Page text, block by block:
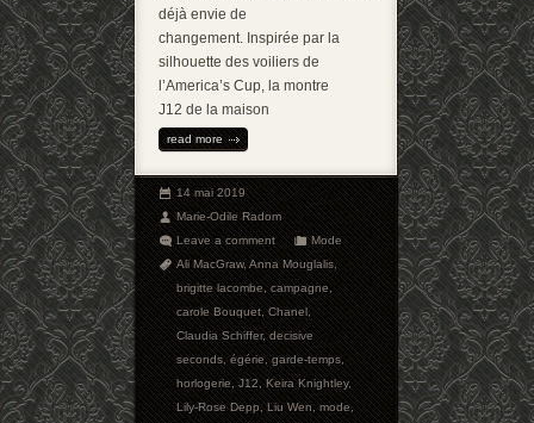
déjà envie de
changement. Inspirée par la
silhouette des voiliers de
l’America’s Cup, la montre
J12 de la maison
read more
14 mai 2019
Marie-Odile Radom
Leave a comment
Mode
Ali MacGraw,Anna Mouglalis,
brigitte lacombe,campagne,
carole Bouquet,Chanel,
Claudia Schiffer,decisive
seconds,égérie,garde-temps,
horlogerie,J12,Keira Knightley,
Lily-Rose Depp,Liu Wen,mode,